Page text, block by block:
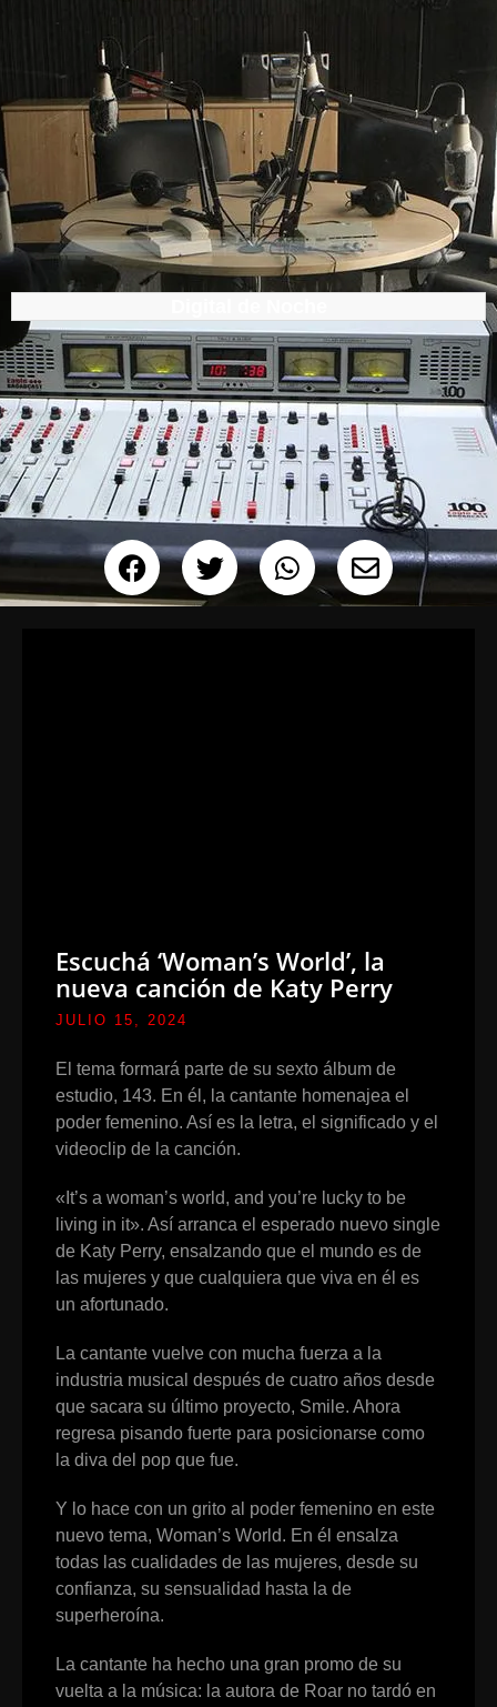
Escuchá ‘Woman’s World’, la
nueva canción de Katy Perry
JULIO 15, 2024
El tema formará parte de su sexto álbum de
estudio, 143. En él, la cantante homenajea el
poder femenino. Así es la letra, el significado y el
videoclip de la canción.
«It’s a woman’s world, and you’re lucky to be
living in it». Así arranca el esperado nuevo single
de Katy Perry, ensalzando que el mundo es de
las mujeres y que cualquiera que viva en él es
un afortunado.
La cantante vuelve con mucha fuerza a la
industria musical después de cuatro años desde
que sacara su último proyecto, Smile. Ahora
regresa pisando fuerte para posicionarse como
la diva del pop que fue.
Y lo hace con un grito al poder femenino en este
nuevo tema, Woman’s World. En él ensalza
todas las cualidades de las mujeres, desde su
confianza, su sensualidad hasta la de
superheroína.
La cantante ha hecho una gran promo de su
vuelta a la música: la autora de Roar no tardó en